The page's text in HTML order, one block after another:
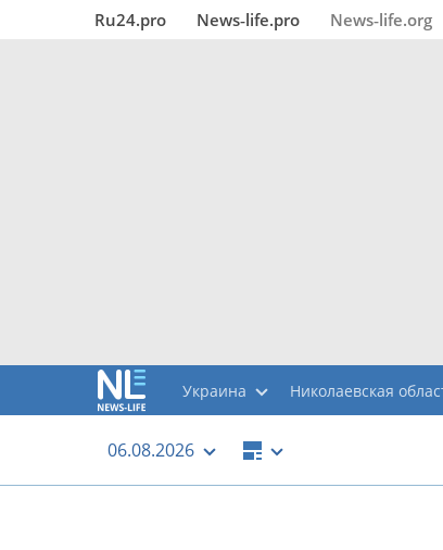
Ru24.pro News‑life.pro News‑life.org
Украина Николаевская
06.08.2026